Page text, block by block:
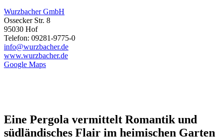
Wurzbacher GmbH
Ossecker Str. 8
95030 Hof
Telefon: 09281-9775-0
info@wurzbacher.de
www.wurzbacher.de
Google Maps
Eine Pergola vermittelt Romantik und
südländisches Flair im heimischen Garten